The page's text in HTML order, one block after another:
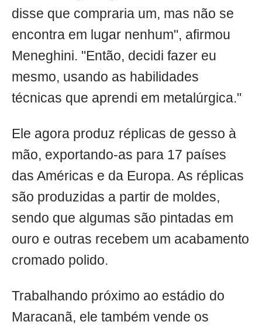
disse que compraria um, mas não se
encontra em lugar nenhum", afirmou
Meneghini. "Então, decidi fazer eu
mesmo, usando as habilidades
técnicas que aprendi em metalúrgica."
Ele agora produz réplicas de gesso à
mão, exportando-as para 17 países
das Américas e da Europa. As réplicas
são produzidas a partir de moldes,
sendo que algumas são pintadas em
ouro e outras recebem um acabamento
cromado polido.
Trabalhando próximo ao estádio do
Maracanã, ele também vende os